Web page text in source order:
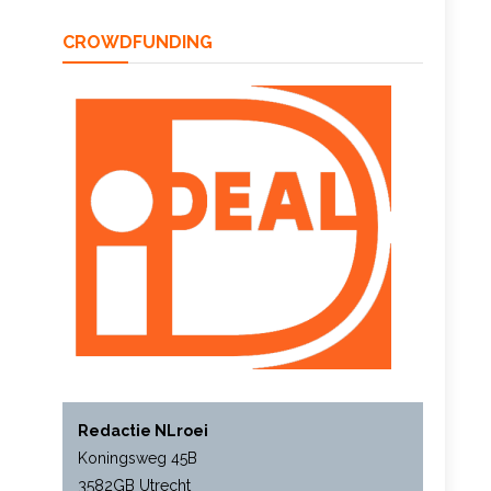
CROWDFUNDING
Redactie NLroei
Koningsweg 45B
3582GB Utrecht